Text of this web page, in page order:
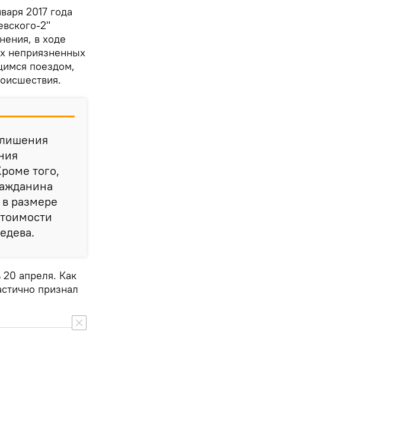
2017 года
2"
в ходе
неприязненных
поездом,
того,
размере
20 апреля. Как
признал